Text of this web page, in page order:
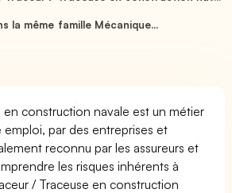
la même famille Mécanique...
en construction navale est un métier
par des entreprises et
reconnu par les assureurs et
les risques inhérents à
/ Traceuse en construction